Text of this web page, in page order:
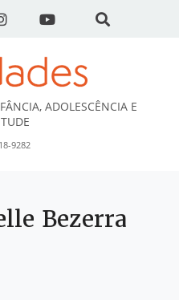
ADOLESCÊNCIA E
9282
Bezerra